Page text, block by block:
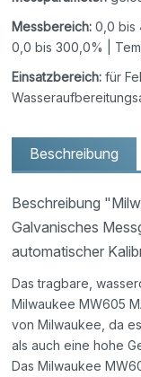
Messbereich: 0,0 bis
0,0 bis 300,0% |
Einsatzbereich: für
Beschreibung
Beschreibung
Galvanisches
automatischer
Das tragbare,
Milwaukee MW605
von Milwaukee, da
als auch eine hohe
Das Milwaukee